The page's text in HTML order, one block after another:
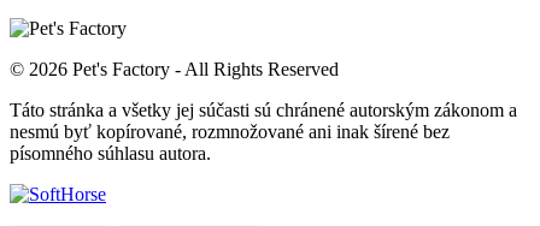
© 2026 Pet's Factory - All Rights Reserved
Táto stránka a všetky jej súčasti sú chránené autorským zákonom a
nesmú byť kopírované, rozmnožované ani inak šírené bez
písomného súhlasu autora.